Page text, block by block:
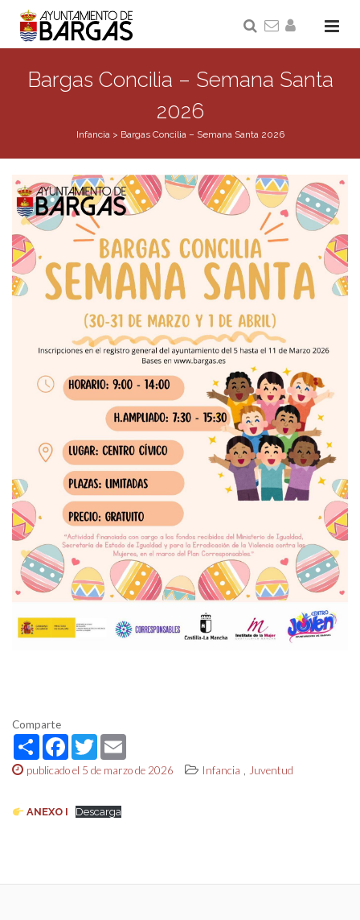
Bargas Concilia – Semana Santa
2026
Infancia> Bargas Concilia – Semana Santa 2026
Comparte
ShareFacebook
Twitter
publicado el 5 de marzo de 2026 Infancia , Juventud
ANEXO I Descarga